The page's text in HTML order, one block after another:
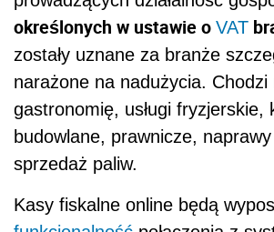
określonych w ustawie o VAT
zostały uznane za branże
narażone na nadużycia. Chodzi
gastronomię, usługi fryzjerskie,
budowlane, prawnicze,
sprzedaż paliw.
Kasy fiskalne online będą